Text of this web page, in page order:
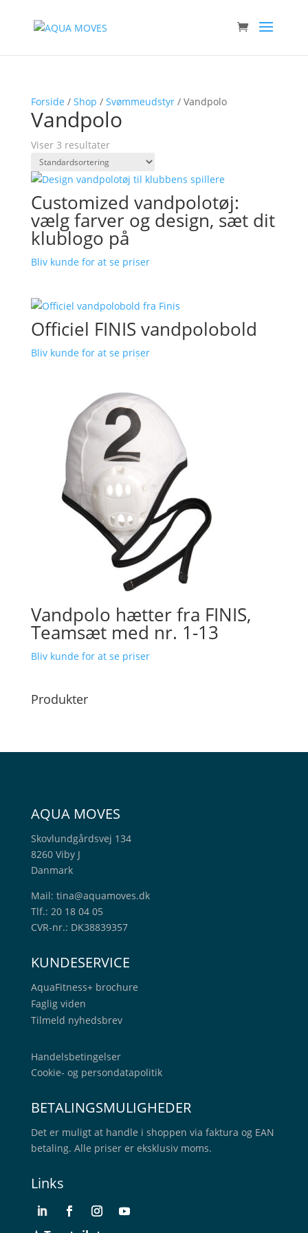
Forside / Shop / Svømmeudstyr/ Vandpolo
Vandpolo
Viser 3 resultater
Customized vandpolotøj:
vælg farver og design, sæt dit
klublogo på
Bliv kunde for at se priser
Officiel FINIS vandpolobold
Bliv kunde for at se priser
Vandpolo hætter fra FINIS,
Teamsæt med nr. 1-13
Bliv kunde for at se priser
Produkter
AQUA MOVES
Skovlundgårdsvej 134
8260 Viby J
Danmark
Mail: tina@aquamoves.dk
Tlf.: 20 18 04 05
CVR-nr.: DK38839357
KUNDESERVICE
AquaFitness+ brochure
Faglig viden
Tilmeld nyhedsbrev
Handelsbetingelser
Cookie- og persondatapolitik
BETALINGSMULIGHEDER
Det er muligt at handle i shoppen via faktura og EAN
betaling. Alle priser er eksklusiv moms.
Links